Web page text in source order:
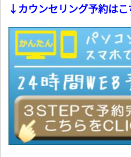
↓カウンセリング予約は